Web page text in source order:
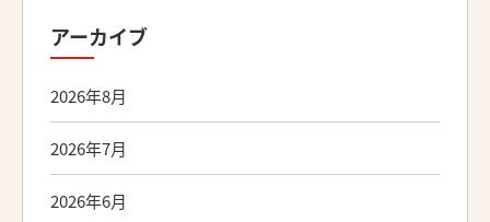
アーカイブ
2026年8月
2026年7月
2026年6月